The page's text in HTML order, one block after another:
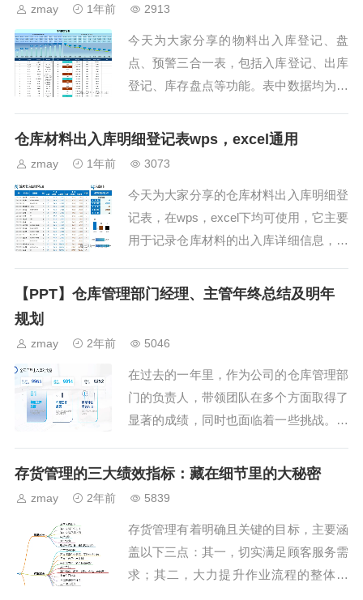
zmay 1年前 2913
今天为大家分享的物料出入库登记、盘
点、预警三合一表，包括入库登记、出库
登记、库存盘点等功能。表中数据均为举
可以看到分成了三个部分。第一部分是库
仓库材料出入库明细登记表wps，excel通用
zmay 1年前 3073
今天为大家分享的仓库材料出入库明细登
记表，在wps，excel下均可使用，它主要
用于记录仓库材料的出入库详细信息，方
【PPT】仓库管理部门经理、主管年终总结及明年
规划
zmay 2年前 5046
在过去的一年里，作为公司的仓库管理部
门的负责人，带领团队在多个方面取得了
显著的成绩，同时也面临着一些挑战。以
对2025年的计划和努力方向。下面是一份
存货管理的三大绩效指标：藏在细节里的大秘密
zmay 2年前 5839
存货管理有着明确且关键的目标，主要涵
盖以下三点：其一，切实满足顾客服务需
求；其二，大力提升作业流程的整体效